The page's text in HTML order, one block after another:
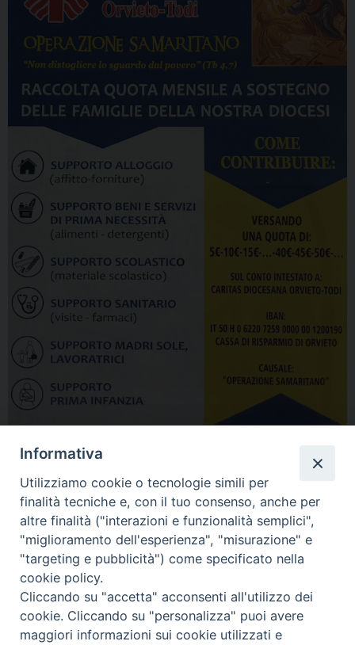
Home Il Vescovo Diocesi Pastorale
Liturgia
Beni Culturali
Modulistica
Casa dioc. di Spagliagrano Webmail
Informativa
Utilizziamo cookie o tecnologie simili per
finalità tecniche e, con il tuo consenso, anche per
altre finalità ("interazioni e funzionalità semplici",
"miglioramento dell'esperienza", "misurazione" e
"targeting e pubblicità") come specificato nella
cookie policy.
Cliccando su "accetta" acconsenti all'utilizzo dei
cookie. Cliccando su "personalizza" puoi avere
maggiori informazioni sui cookie utilizzati e